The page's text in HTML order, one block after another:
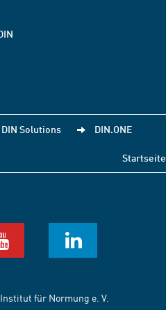
DIN Solutions DIN.ONE
Startseite
für Normung e. V.